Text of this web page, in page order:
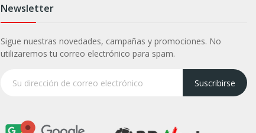
Newsletter
Sigue nuestras novedades, campañas y promociones. No
utilizaremos tu correo electrónico para spam.
Suscribirse